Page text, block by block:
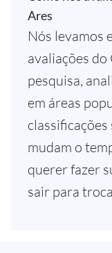
Ares
Nós levamos
avaliações
pesquisa,
em áreas
classificações
mudam o
querer fazer
sair para